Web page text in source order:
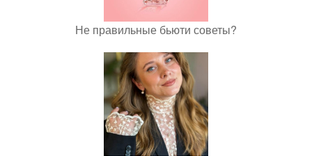
Не правильные бьюти советы?